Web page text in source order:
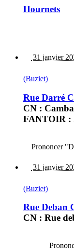
Hournets
31 janvier
(Buziet)
Rue Darré
CN :
FANTOIR :
Prononcer
31 janvier
(Buziet)
Rue Deban
CN : Rue